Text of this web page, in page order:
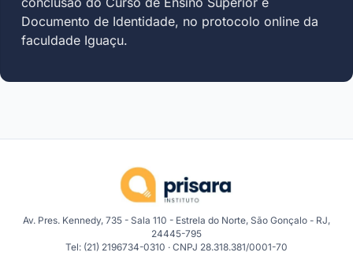
Documento de Identidade, no protocolo online da
faculdade Iguaçu.
Av. Pres. Kennedy, 735 - Sala 110 - Estrela do Norte, São Gonçalo - RJ,
24445-795
Tel: (21) 2196734-0310 · CNPJ 28.318.381/0001-70